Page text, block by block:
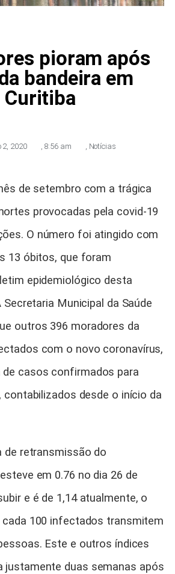
pioram após
bandeira em
Curitiba
2, 2020 8:56 am Notícias
de setembro com a trágica
provocadas pela covid-19
O número foi atingido com
13 óbitos, que foram
epidemiológico desta
Municipal da Saúde
outros 396 moradores da
com o novo coronavírus,
de casos confirmados para
contabilizados desde o início da
de retransmissão do
em 0.76 no dia 26 de
e é de 1,14 atualmente, o
100 infectados transmitem
Este e outros índices
justamente duas semanas após